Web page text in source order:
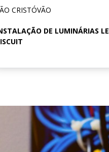
CRISTÓVÃO
DE LUMINÁRIAS LE